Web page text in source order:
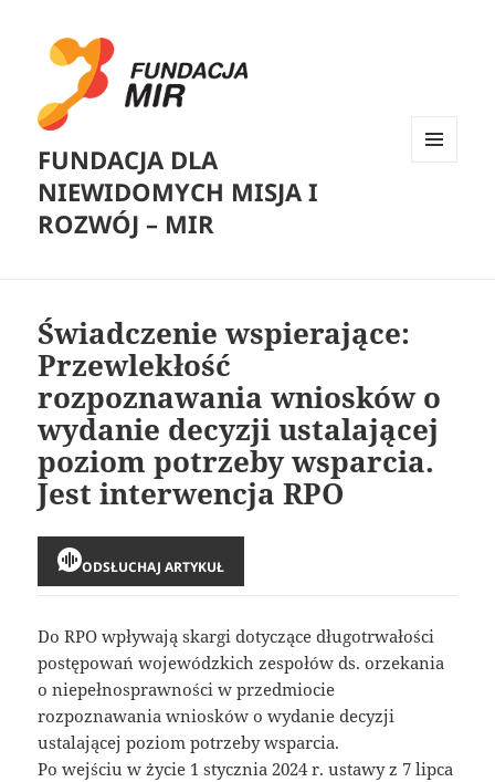
FUNDACJA DLA
NIEWIDOMYCH MISJA I
ROZWÓJ – MIR
Świadczenie wspierające:
Przewlekłość
rozpoznawania wniosków o
wydanie decyzji ustalającej
poziom potrzeby wsparcia.
Jest interwencja RPO
ODSŁUCHAJ ARTYKUŁ
Do RPO wpływają skargi dotyczące długotrwałości
postępowań wojewódzkich zespołów ds. orzekania
o niepełnosprawności w przedmiocie
rozpoznawania wniosków o wydanie decyzji
ustalającej poziom potrzeby wsparcia.
Po wejściu w życie 1 stycznia 2024 r. ustawy z 7 lipca